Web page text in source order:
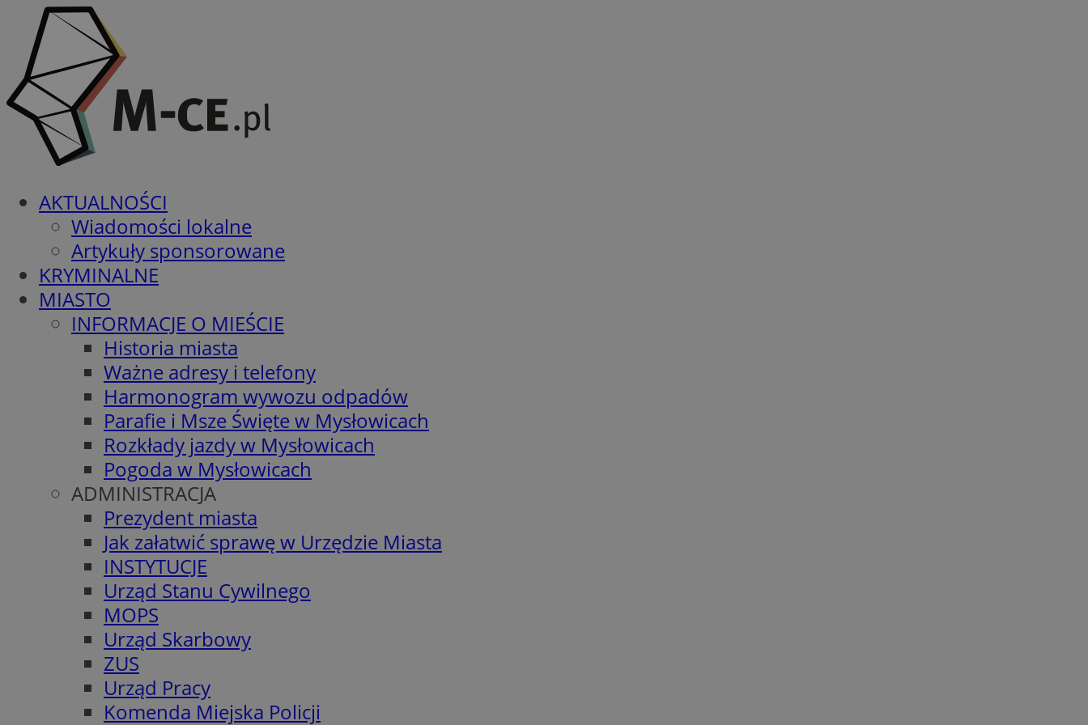
AKTUALNOŚCI
Wiadomości lokalne
Artykuły sponsorowane
KRYMINALNE
MIASTO
INFORMACJE O MIEŚCIE
Historia miasta
Ważne adresy i telefony
Harmonogram wywozu odpadów
Parafie i Msze Święte w Mysłowicach
Rozkłady jazdy w Mysłowicach
Pogoda w Mysłowicach
ADMINISTRACJA
Prezydent miasta
Jak załatwić sprawę w Urzędzie Miasta
INSTYTUCJE
Urząd Stanu Cywilnego
MOPS
Urząd Skarbowy
ZUS
Urząd Pracy
Komenda Miejska Policji